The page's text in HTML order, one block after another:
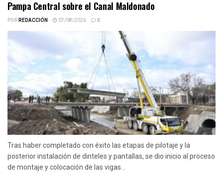
Pampa Central sobre el Canal Maldonado
PORREDACCIÓN 07/08/2026 0
Tras haber completado con éxito las etapas de pilotaje y la
posterior instalación de dinteles y pantallas, se dio inicio al proceso
de montaje y colocación de las vigas...